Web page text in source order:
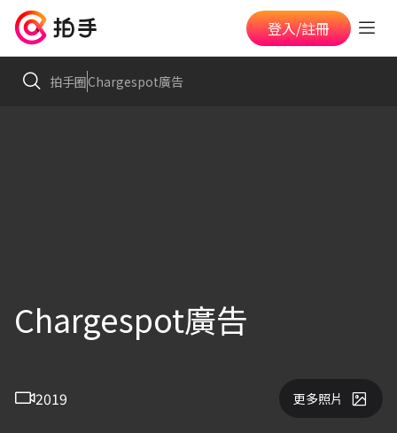
登入/註冊
拍手圈Chargespot廣告
Chargespot廣告
2019 更多照片